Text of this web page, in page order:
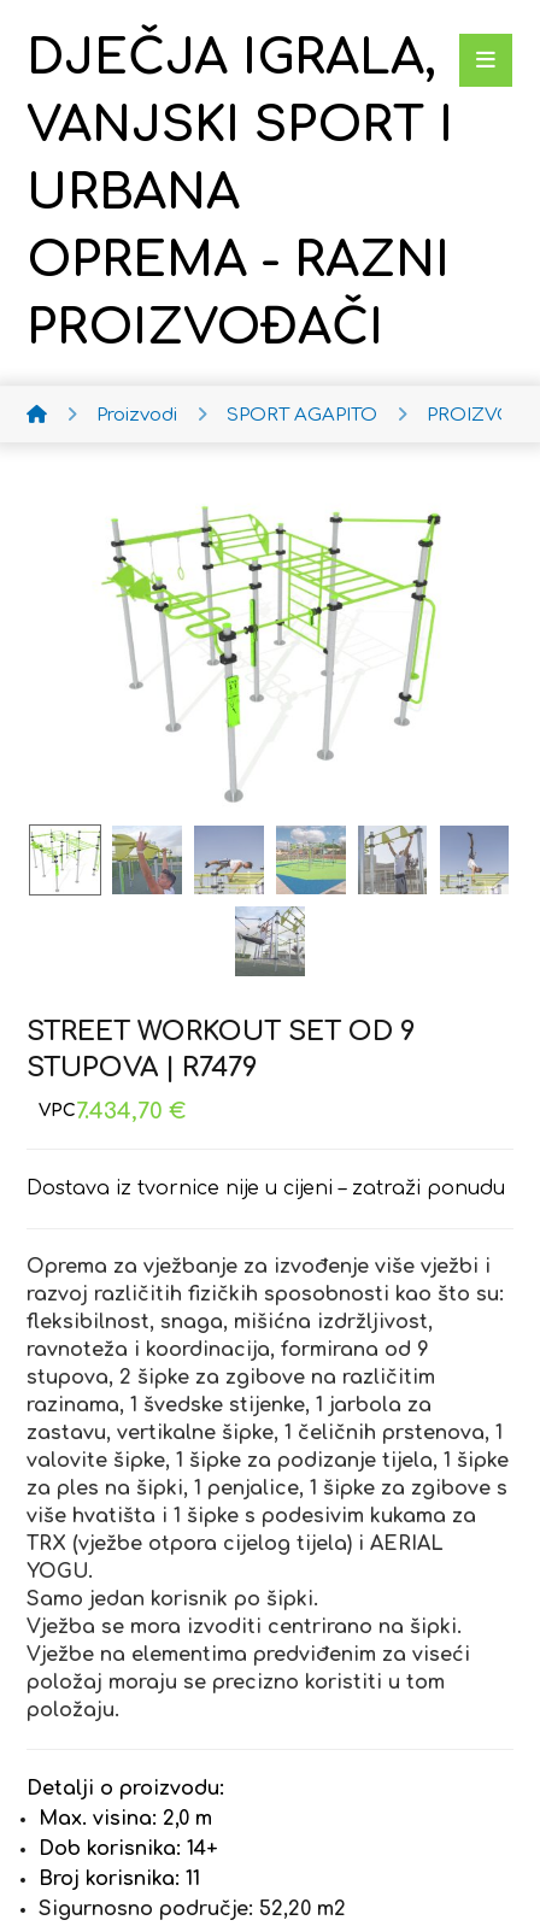
DJEČJA IGRALA,
VANJSKI SPORT I
URBANA
OPREMA - RAZNI
PROIZVOĐAČI
Proizvodi SPORT AGAPITO PROIZVODI
STREET WORKOUT SET OD 9
STUPOVA | R7479
7.434,70€
Dostava iz tvornice nije u cijeni – zatraži ponudu
Oprema za vježbanje za izvođenje više vježbi i
razvoj različitih fizičkih sposobnosti kao što su:
fleksibilnost, snaga, mišićna izdržljivost,
ravnoteža i koordinacija, formirana od 9
stupova, 2 šipke za zgibove na različitim
razinama, 1 švedske stijenke, 1 jarbola za
zastavu, vertikalne šipke, 1 čeličnih prstenova, 1
valovite šipke, 1 šipke za podizanje tijela, 1 šipke
za ples na šipki, 1 penjalice, 1 šipke za zgibove s
više hvatišta i 1 šipke s podesivim kukama za
TRX (vježbe otpora cijelog tijela) i AERIAL
YOGU.
Samo jedan korisnik po šipki.
Vježba se mora izvoditi centrirano na šipki.
Vježbe na elementima predviđenim za viseći
položaj moraju se precizno koristiti u tom
položaju.
Detalji o proizvodu:
Max. visina: 2,0 m
Dob korisnika: 14+
Broj korisnika: 11
Sigurnosno područje: 52,20 m2